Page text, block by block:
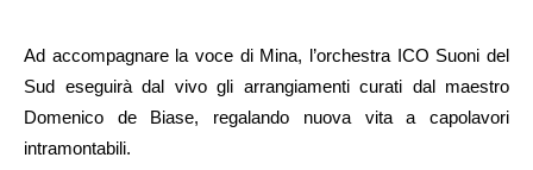
Ad accompagnare la voce di Mina, l’orchestra ICO Suoni del
Sud eseguirà dal vivo gli arrangiamenti curati dal maestro
Domenico de Biase, regalando nuova vita a capolavori
intramontabili.